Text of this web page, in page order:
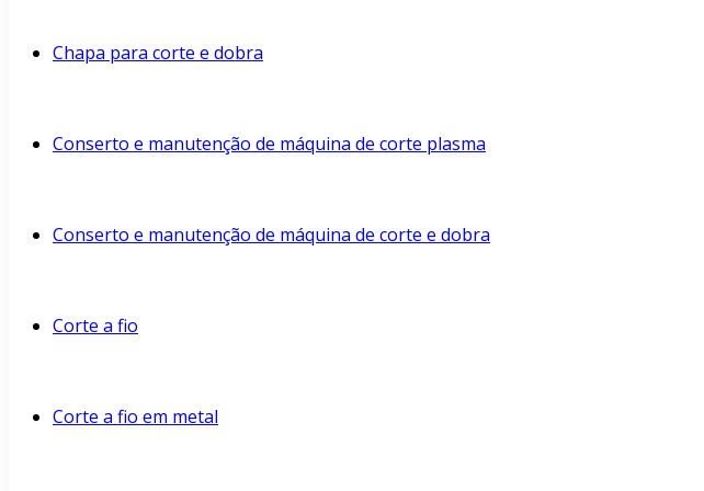
Chapa para corte e dobra
Conserto e manutenção de máquina de corte plasma
Conserto e manutenção de máquina de corte e dobra
Corte a fio
Corte a fio em metal